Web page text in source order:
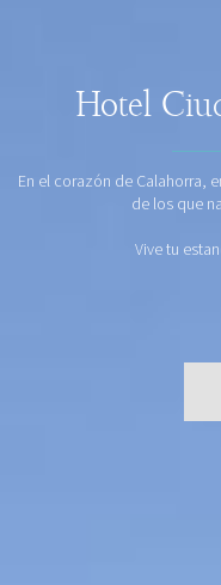
Hotel
En el corazón de Calahorra,
de los que
Vive tu